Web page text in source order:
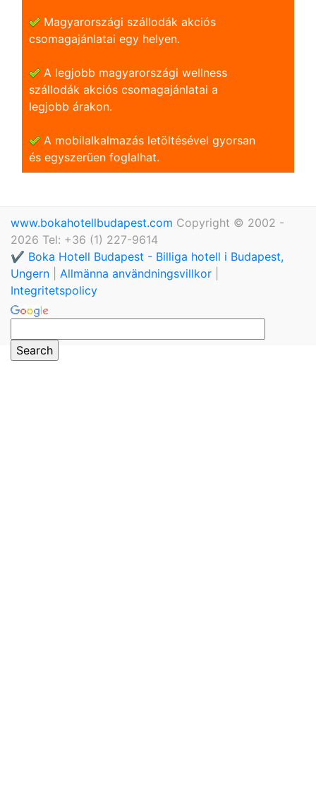
Magyarországi szállodák akciós
csomagajánlatai egy helyen.
A legjobb magyarországi wellness
szállodák akciós csomagajánlatai a
legjobb árakon.
A mobilalkalmazás letöltésével gyorsan
és egyszerũen foglalhat.
www.bokahotellbudapest.com Copyright © 2002 -
2026 Tel: +36 (1) 227-9614
✔️ Boka Hotell Budapest - Billiga hotell i Budapest,
Ungern
Allmänna användningsvillkor
Integritetspolicy